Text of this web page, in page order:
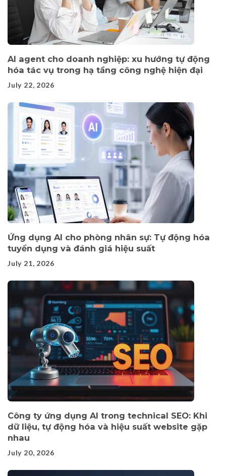
AI agent cho doanh nghiệp: xu hướng tự động
hóa tác vụ trong hạ tầng công nghệ hiện đại
July 22, 2026
Ứng dụng AI cho phòng nhân sự: Tự động hóa
tuyển dụng và đánh giá hiệu suất
July 21, 2026
Công ty ứng dụng AI trong technical SEO: Khi
dữ liệu, tự động hóa và hiệu suất website gặp
nhau
July 20, 2026